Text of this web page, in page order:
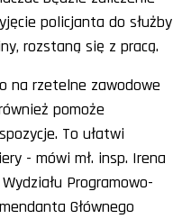
policjanta do służby
rozstaną się z pracą.
na rzetelne zawodowe
pomoże
To ułatwi
- mówi mł. insp. Irena
Programowo-
Głównego